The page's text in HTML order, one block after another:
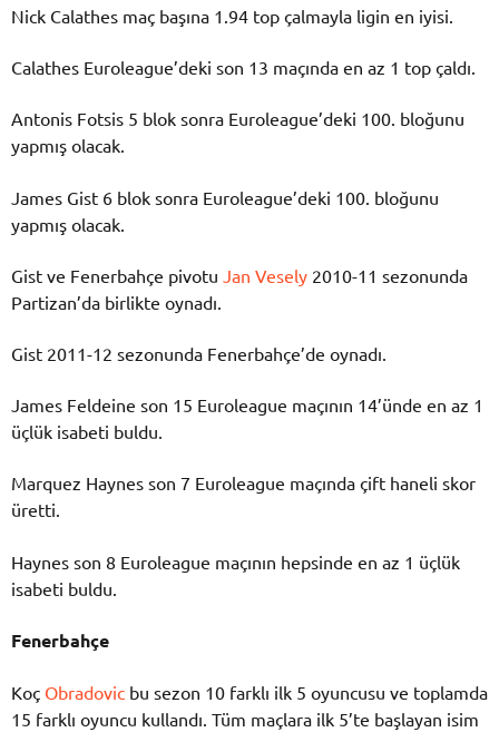
Nick Calathes maç başına 1.94 top çalmayla ligin en iyisi.
Calathes Euroleague’deki son 13 maçında en az 1 top çaldı.
Antonis Fotsis 5 blok sonra Euroleague’deki 100. bloğunu
yapmış olacak.
James Gist 6 blok sonra Euroleague’deki 100. bloğunu
yapmış olacak.
Gist ve Fenerbahçe pivotu Jan Vesely 2010-11 sezonunda
Partizan’da birlikte oynadı.
Gist 2011-12 sezonunda Fenerbahçe’de oynadı.
James Feldeine son 15 Euroleague maçının 14’ünde en az 1
üçlük isabeti buldu.
Marquez Haynes son 7 Euroleague maçında çift haneli skor
üretti.
Haynes son 8 Euroleague maçının hepsinde en az 1 üçlük
isabeti buldu.
Fenerbahçe
Koç Obradovic bu sezon 10 farklı ilk 5 oyuncusu ve toplamda
15 farklı oyuncu kullandı. Tüm maçlara ilk 5’te başlayan isim